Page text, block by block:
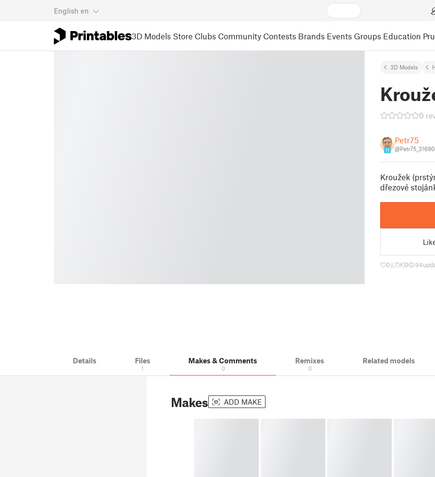
English en
3D Models Store Clubs Community Contests Brands Events Groups Education
3D Models
0
11
Petr75
Kroužek
dřezové
0 7 0 94
Details Files
1
Makes & Comments
0
Remixes
0
Related models
Makes ADD MAKE